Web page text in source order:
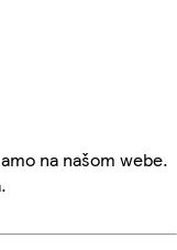
na našom webe.